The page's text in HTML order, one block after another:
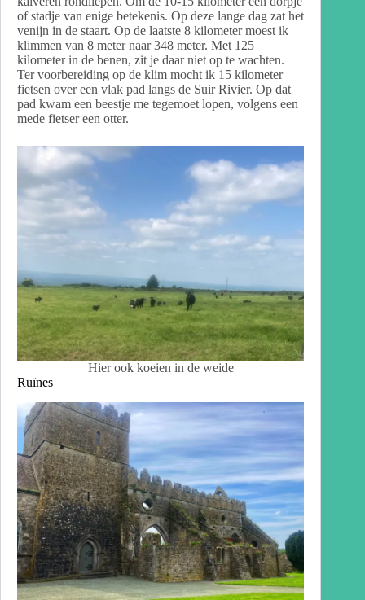
of stadje van enige betekenis. Op deze lange dag zat het
venijn in de staart. Op de laatste 8 kilometer moest ik
klimmen van 8 meter naar 348 meter. Met 125
kilometer in de benen, zit je daar niet op te wachten.
Ter voorbereiding op de klim mocht ik 15 kilometer
fietsen over een vlak pad langs de Suir Rivier. Op dat
pad kwam een beestje me tegemoet lopen, volgens een
mede fietser een otter.
Hier ook koeien in de weide
Ruïnes